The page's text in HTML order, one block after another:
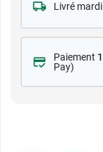
Livré mardi
Paiement
Pay)